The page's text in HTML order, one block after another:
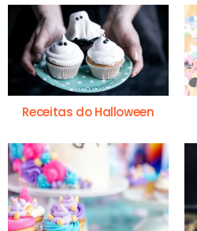
Receitas do Halloween